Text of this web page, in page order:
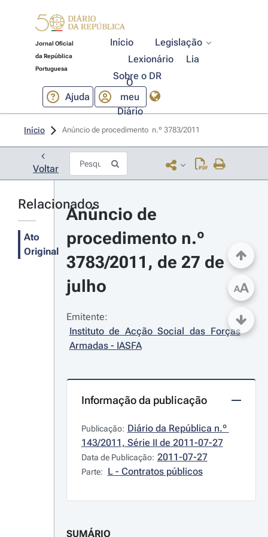
Jornal Oficial
da República
Portuguesa
Início
Legislação
Lexionário
Lia
Sobre o DR
Ajuda
O
meu
Diário
Início Anúncio de procedimento  n.º 3783/2011
Voltar
Relacionados
Ato
Original
Anúncio de
procedimento n.º
3783/2011, de 27 de
julho
Emitente:
Instituto de Acção Social das Forças
Armadas - IASFA
Informação da publicação
Publicação: Diário da República n.º
143/2011, Série II de 2011-07-27
Data de Publicação: 2011-07-27
Parte: L - Contratos públicos
SUMÁRIO
AA